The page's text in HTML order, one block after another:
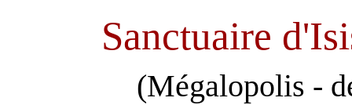
Sanctuaire
(Mégalopolis -